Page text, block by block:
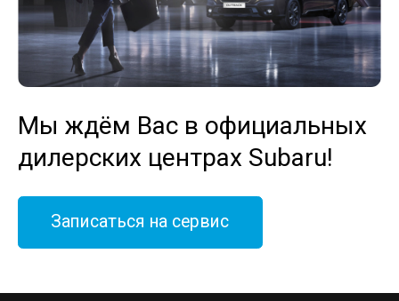
Мы ждём Вас в официальных
дилерских центрах Subaru!
Записаться на сервис